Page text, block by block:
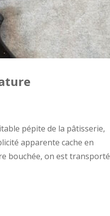
pépite de la pâtisserie,
apparente cache en
bouchée, on est transporté